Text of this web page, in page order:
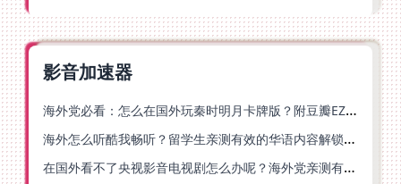
影音加速器
海外党必看：怎么在国外玩秦时明月卡牌版？附豆瓣EZCast地区限制破解法
海外怎么听酷我畅听？留学生亲测有效的华语内容解锁指南
在国外看不了央视影音电视剧怎么办呢？海外党亲测有效的回国加速方案